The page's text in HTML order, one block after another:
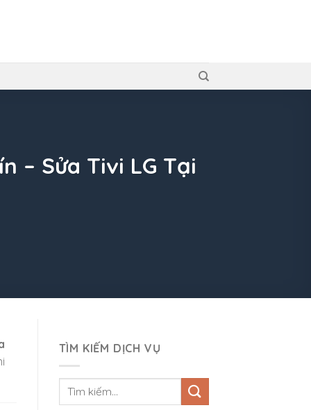
– Sửa Tivi LG Tại
TÌM KIẾM DỊCH VỤ